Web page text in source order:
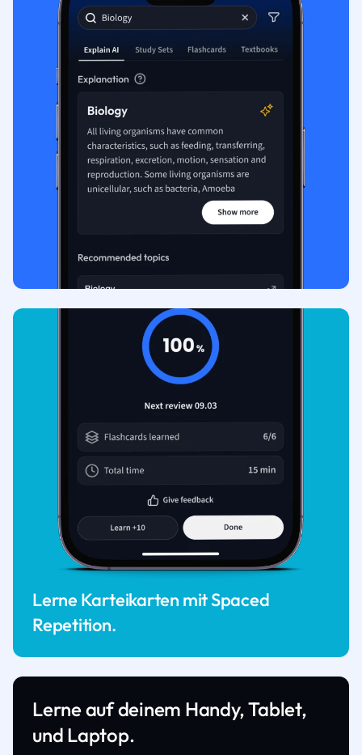
Lerne Karteikarten mit Spaced
Repetition.
Lerne auf deinem Handy, Tablet,
und Laptop.